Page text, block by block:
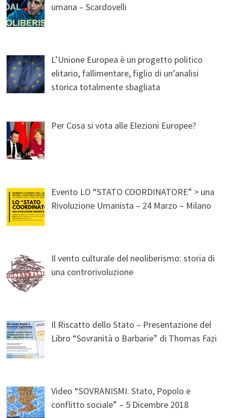
umana – Scardovelli
L’Unione Europea è un progetto politico
elitario, fallimentare, figlio di un’analisi
storica totalmente sbagliata
Per Cosa si vota alle Elezioni Europee?
Evento LO “STATO COORDINATORE” > una
Rivoluzione Umanista – 24 Marzo – Milano
Il vento culturale del neoliberismo: storia di
una controrivoluzione
Il Riscatto dello Stato – Presentazione del
Libro “Sovranità o Barbarie” di Thomas Fazi
Video “SOVRANISMI. Stato, Popolo e
conflitto sociale” – 5 Dicembre 2018